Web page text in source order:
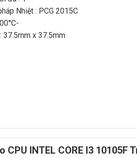
Nhiệt : PCG 2015C
37.5mm x 37.5mm
CPU INTEL CORE I3 10105F